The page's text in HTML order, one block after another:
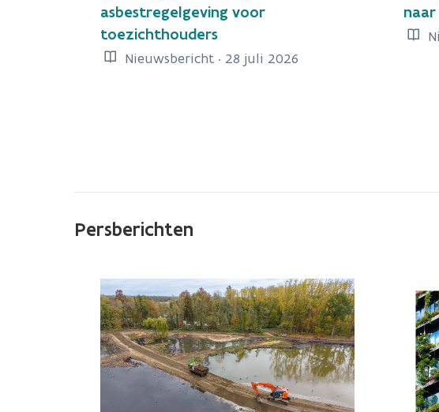
asbestregelgeving voor
toezichthouders
Nieuwsbericht · 28 juli 2026
Persberichten